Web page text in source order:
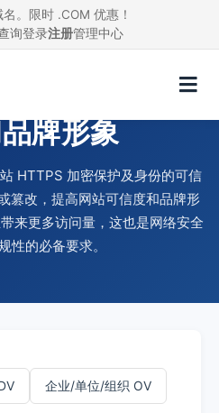
。限时 .COM 优惠！
询登录注册管理中心
，提升网站安
牌形象
HTTPS 加密保护及身份的可信
篡改，提高网站可信度和品牌形
来更多访问量，这也是网络安全
性的必备要求。
企业/单位/组织 OV